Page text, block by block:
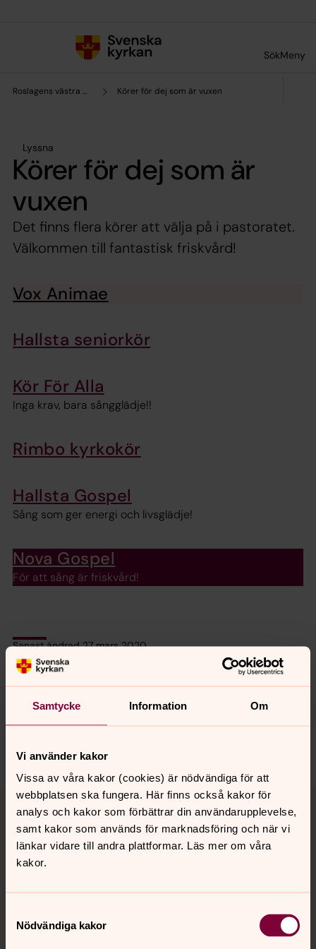
Samtycke Information Om
Vi använder kakor
Vissa av våra kakor (cookies) är nödvändiga för att
webbplatsen ska fungera. Här finns också kakor för
analys och kakor som förbättrar din användarupplevelse,
samt kakor som används för marknadsföring och när vi
länkar vidare till andra plattformar. Läs mer om våra
kakor.
Nödvändiga kakor
SökMeny
Roslagens västra pastorat Körer för dej som är vuxen
Lyssna
Körer för dej som är
vuxen
Det finns flera körer att välja på i pastoratet.
Välkommen till fantastisk friskvård!
Vox Animae
Hallsta seniorkör
Kör För Alla
Inga krav, bara sångglädje!!
Rimbo kyrkokör
Hallsta Gospel
Sång som ger energi och livsglädje!
Nova Gospel
För att sång är friskvård!
Senast ändrad 27 mars 2020
Synpunkter eller frågor på sidans
innehåll?
roslagensvastra.pastorat@svenskakyrkan.se
Dela
Tillbaka till toppen
Tillbaka till innehållet
Kontakt
Kalender